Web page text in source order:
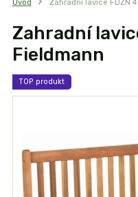
Úvod Zahradní lavice FDZN
Zahradní
Fieldmann
TOP produkt